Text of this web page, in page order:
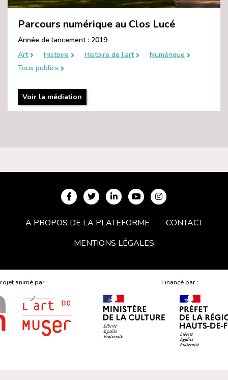
Parcours numérique au Clos Lucé
Année de lancement : 2019
Art
Histoire Histoire de l'art
Numérique
Tous publics
Voir la médiation
A PROPOS DE LA PLATEFORME
CONTACT
MENTIONS LÉGALES
animé par : Financé par :